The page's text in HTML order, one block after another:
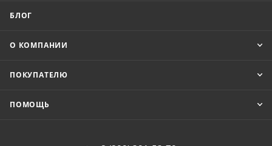
БЛОГ
О КОМПАНИИ
ПОКУПАТЕЛЮ
ПОМОЩЬ